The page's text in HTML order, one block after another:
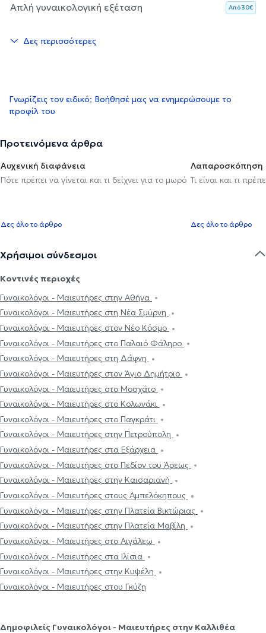
Απλή γυναικολογική εξέταση Aπό 30€
Δες περισσότερες
Γνωρίζεις τον ειδικό; Βοήθησέ μας να ενημερώσουμε το
προφίλ του
Προτεινόμενα άρθρα
Αυχενική διαφάνεια
Πότε πρέπει να γίνεται και τι δείχνει για το μωρό
Δες όλο το άρθρο
Λαπαροσκόπηση
Τι είναι και τι
Δες όλο το άρθρο
Χρήσιμοι σύνδεσμοι
Κοντινές περιοχές
Γυναικολόγοι - Μαιευτήρες στην Αθήνα
Γυναικολόγοι - Μαιευτήρες στη Νέα Σμύρνη
Γυναικολόγοι - Μαιευτήρες στον Νέο Κόσμο
Γυναικολόγοι - Μαιευτήρες στο Παλαιό Φάληρο
Γυναικολόγοι - Μαιευτήρες στη Δάφνη
Γυναικολόγοι - Μαιευτήρες στον Άγιο Δημήτριο
Γυναικολόγοι - Μαιευτήρες στο Μοσχάτο
Γυναικολόγοι - Μαιευτήρες στο Κολωνάκι
Γυναικολόγοι - Μαιευτήρες στο Παγκράτι
Γυναικολόγοι - Μαιευτήρες στην Πετρούπολη
Γυναικολόγοι - Μαιευτήρες στα Εξάρχεια
Γυναικολόγοι - Μαιευτήρες στο Πεδίον του Άρεως
Γυναικολόγοι - Μαιευτήρες στην Καισαριανή
Γυναικολόγοι - Μαιευτήρες στους Αμπελόκηπους
Γυναικολόγοι - Μαιευτήρες στην Πλατεία Βικτώριας
Γυναικολόγοι - Μαιευτήρες στην Πλατεία Μαβίλη
Γυναικολόγοι - Μαιευτήρες στο Αιγάλεω
Γυναικολόγοι - Μαιευτήρες στα Ιλίσια
Γυναικολόγοι - Μαιευτήρες στην Κυψέλη
Γυναικολόγοι - Μαιευτήρες στου Γκύζη
Δημοφιλείς Γυναικολόγοι - Μαιευτήρες στην Καλλιθέα